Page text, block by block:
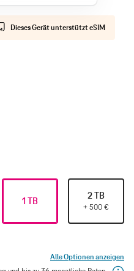
Dieses Gerät unterstützt eSIM
1 TB 2 TB
+ 500 €
Alle Optionen anzeigen